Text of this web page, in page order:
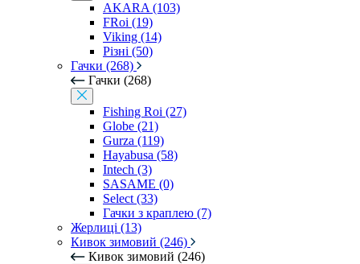
AKARA (103)
FRoi (19)
Viking (14)
Різні (50)
Гачки (268)
Гачки (268)
Fishing Roi (27)
Globe (21)
Gurza (119)
Hayabusa (58)
Intech (3)
SASAME (0)
Select (33)
Гачки з краплею (7)
Жерлиці (13)
Кивок зимовий (246)
Кивок зимовий (246)